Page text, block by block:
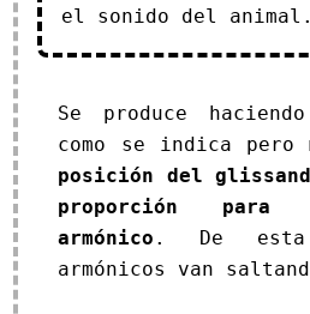
el sonido del animal.
Se produce
como se indica pero
posición del
proporción para
armónico . De esta
armónicos van